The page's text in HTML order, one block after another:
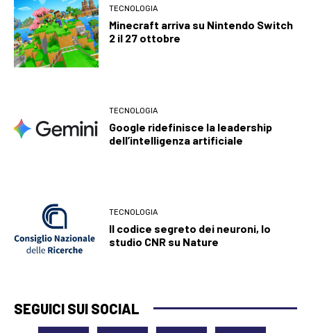
TECNOLOGIA
Minecraft arriva su Nintendo Switch
2 il 27 ottobre
TECNOLOGIA
Google ridefinisce la leadership
dell’intelligenza artificiale
TECNOLOGIA
Il codice segreto dei neuroni, lo
studio CNR su Nature
SEGUICI SUI SOCIAL